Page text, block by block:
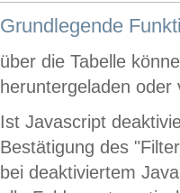
Grundlegende
über die Tabelle
heruntergeladen oder
Ist Javascript
Bestätigung des
bei deaktiviertem